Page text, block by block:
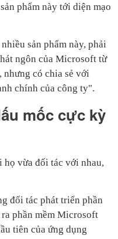
phẩm này tới diện mạo
sản phẩm này, phải
ngôn của Microsoft từ
nhưng có chia sẻ với
chính của công ty".
mốc cực kỳ
họ vừa đối tác với nhau,
đối tác phát triển phần
phần mềm Microsoft
tiên của ứng dụng